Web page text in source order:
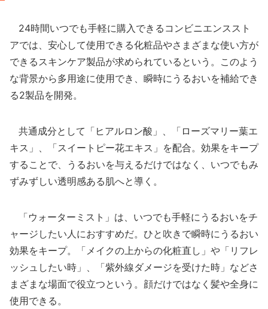
24時間いつでも手軽に購入できるコンビニエンススト
アでは、安心して使用できる化粧品やさまざまな使い方が
できるスキンケア製品が求められているという。このよう
な背景から多用途に使用でき、瞬時にうるおいを補給でき
る2製品を開発。
共通成分として「ヒアルロン酸」、「ローズマリー葉エ
キス」、「スイートピー花エキス」を配合。効果をキープ
することで、うるおいを与えるだけではなく、いつでもみ
ずみずしい透明感ある肌へと導く。
「ウォーターミスト」は、いつでも手軽にうるおいをチ
ャージしたい人におすすめだ。ひと吹きで瞬時にうるおい
効果をキープ。「メイクの上からの化粧直し」や「リフレ
ッシュしたい時」、「紫外線ダメージを受けた時」などさ
まざまな場面で役立つという。顔だけではなく髪や全身に
使用できる。